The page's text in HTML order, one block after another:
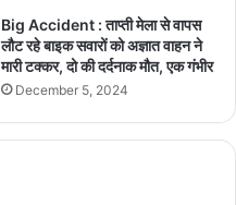
Big Accident : ताप्ती मेला से वापस
लौट रहे बाइक सवारों को अज्ञात वाहन ने
मारी टक्कर, दो की दर्दनाक मौत, एक गंभीर
December 5, 2024